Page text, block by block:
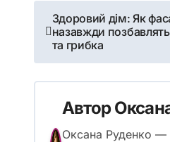
Навігація
записів
Здоровий дім: Як
назавжди позбавлять
та грибка
Автор
Оксана Руденко —